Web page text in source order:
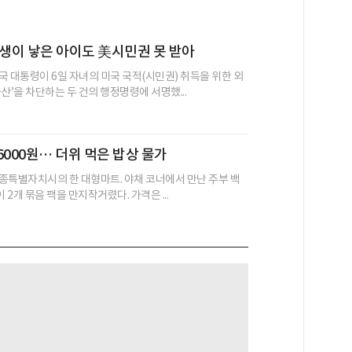
이 낳은 아이도 美시민권 못 받아
대통령이 6일 자녀의 미국 국적(시민권) 취득을 위한 외
’을 차단하는 두 건의 행정명령에 서명했...
원… 더위 먹은 밥상 물가
특별자치시의 한 대형마트. 야채 코너에서 만난 주부 백
2개 묶음 팩을 만지작거렸다. 가격은 ...